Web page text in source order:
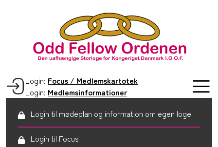
Login: Focus / Medlemskartotek
Login: Medlemsinformationer
Login til mødeplan og information om egen loge
Login til Focus